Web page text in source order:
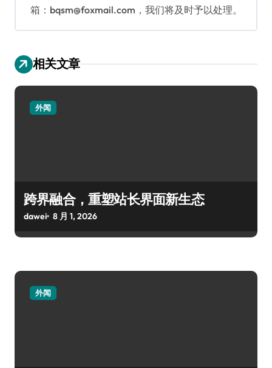
箱：bqsm@foxmail.com，我们将及时予以处理。
相关文章
外闻
跨界融合，重塑站长界面新生态
dawei 8 月 1, 2026
外闻